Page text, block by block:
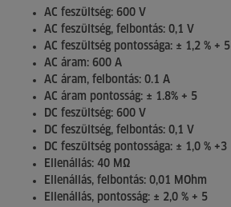
AC feszültség: 600 V
AC feszültség, felbontás: 0,1 V
AC feszültség pontossága: ± 1,2 % + 5
AC áram: 600 A
AC áram, felbontás: 0.1 A
AC áram pontosság: ± 1.8% + 5
DC feszültség: 600 V
DC feszültség, felbontás: 0,1 V
DC feszültség pontossága: ± 1,0 % +3
Ellenállás: 40 MΩ
Ellenállás, felbontás: 0,01 MOhm
Ellenállás, pontosság: ± 2,0 % + 5